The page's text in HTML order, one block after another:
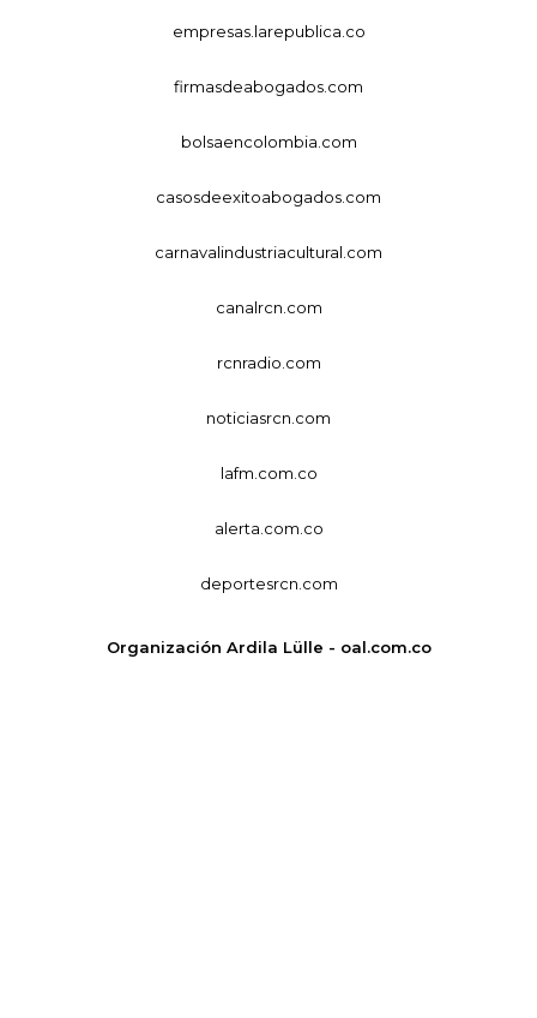
empresas.larepublica.co
firmasdeabogados.com
bolsaencolombia.com
casosdeexitoabogados.com
carnavalindustriacultural.com
canalrcn.com
rcnradio.com
noticiasrcn.com
lafm.com.co
alerta.com.co
deportesrcn.com
Organización Ardila Lülle - oal.com.co